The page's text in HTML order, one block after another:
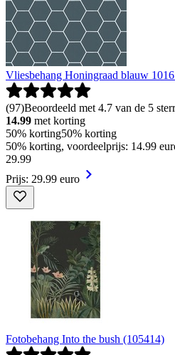
Vliesbehang Honingraad blauw
(97)Beoordeeld met 4.7 van de 5
14.99 met korting
50% korting50% korting
50% korting, voordeelprijs: 14.99
29.99
Prijs: 29.99 euro
Fotobehang Into the bush (105414)